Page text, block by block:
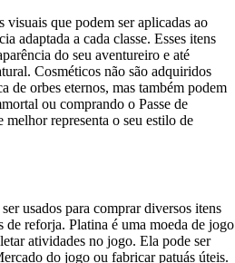
visuais que podem ser aplicadas ao
adaptada a cada classe. Esses itens
do seu aventureiro e até
Cosméticos não são adquiridos
de orbes eternos, mas também podem
ou comprando o Passe de
representa o seu estilo de
usados para comprar diversos itens
de reforja. Platina é uma moeda de jogo
atividades no jogo. Ela pode ser
do jogo ou fabricar patuás úteis.